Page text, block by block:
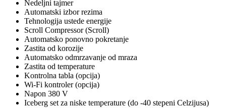
Nedeljni tajmer
Automatski izbor rezima
Tehnologija ustede energije
Scroll Compressor (Scroll)
Automatsko ponovno pokretanje
Zastita od korozije
Automatsko odmrzavanje od mraza
Zastita od temperature
Kontrolna tabla (opcija)
Wi-Fi kontroler (opcija)
Napon 380 V
Iceberg set za niske temperature (do -40 stepeni Celzijusa)